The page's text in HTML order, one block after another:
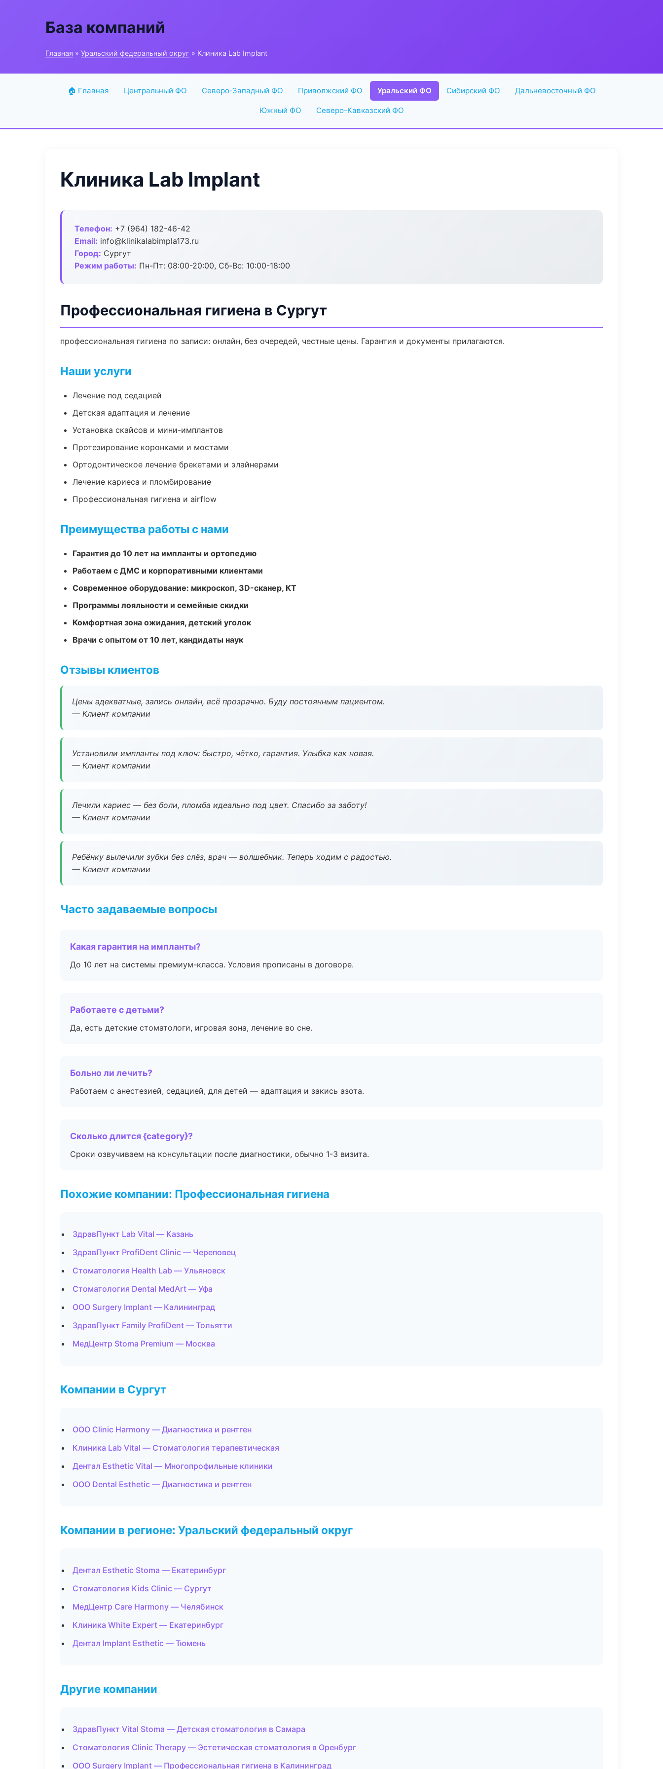
База компаний
Главная » Уральский федеральный округ » Клиника Lab Implant
🏠 Главная Центральный ФО Северо-Западный ФО Приволжский ФО Уральский ФО Сибирский ФО Дальневосточный ФО
Южный ФО Северо-Кавказский ФО
Клиника Lab Implant
Телефон: +7 (964) 182-46-42
Email: info@klinikalabimpla173.ru
Город: Сургут
Режим работы: Пн-Пт: 08:00-20:00, Сб-Вс: 10:00-18:00
Профессиональная гигиена в Сургут
профессиональная гигиена по записи: онлайн, без очередей, честные цены. Гарантия и документы прилагаются.
Наши услуги
Лечение под седацией
Детская адаптация и лечение
Установка скайсов и мини-имплантов
Протезирование коронками и мостами
Ортодонтическое лечение брекетами и элайнерами
Лечение кариеса и пломбирование
Профессиональная гигиена и airflow
Преимущества работы с нами
Гарантия до 10 лет на импланты и ортопедию
Работаем с ДМС и корпоративными клиентами
Современное оборудование: микроскоп, 3D-сканер, КТ
Программы лояльности и семейные скидки
Комфортная зона ожидания, детский уголок
Врачи с опытом от 10 лет, кандидаты наук
Отзывы клиентов
Цены адекватные, запись онлайн, всё прозрачно. Буду постоянным пациентом.
— Клиент компании
Установили импланты под ключ: быстро, чётко, гарантия. Улыбка как новая.
— Клиент компании
Лечили кариес — без боли, пломба идеально под цвет. Спасибо за заботу!
— Клиент компании
Ребёнку вылечили зубки без слёз, врач — волшебник. Теперь ходим с радостью.
— Клиент компании
Часто задаваемые вопросы
Какая гарантия на импланты?
До 10 лет на системы премиум-класса. Условия прописаны в договоре.
Работаете с детьми?
Да, есть детские стоматологи, игровая зона, лечение во сне.
Больно ли лечить?
Работаем с анестезией, седацией, для детей — адаптация и закись азота.
Сколько длится {category}?
Сроки озвучиваем на консультации после диагностики, обычно 1-3 визита.
Похожие компании: Профессиональная гигиена
ЗдравПункт Lab Vital — Казань
ЗдравПункт ProfiDent Clinic — Череповец
Стоматология Health Lab — Ульяновск
Стоматология Dental MedArt — Уфа
ООО Surgery Implant — Калининград
ЗдравПункт Family ProfiDent — Тольятти
МедЦентр Stoma Premium — Москва
Компании в Сургут
ООО Clinic Harmony — Диагностика и рентген
Клиника Lab Vital — Стоматология терапевтическая
Дентал Esthetic Vital — Многопрофильные клиники
ООО Dental Esthetic — Диагностика и рентген
Компании в регионе: Уральский федеральный округ
Дентал Esthetic Stoma — Екатеринбург
Стоматология Kids Clinic — Сургут
МедЦентр Care Harmony — Челябинск
Клиника White Expert — Екатеринбург
Дентал Implant Esthetic — Тюмень
Другие компании
ЗдравПункт Vital Stoma — Детская стоматология в Самара
Стоматология Clinic Therapy — Эстетическая стоматология в Оренбург
ООО Surgery Implant — Профессиональная гигиена в Калининград